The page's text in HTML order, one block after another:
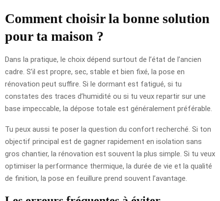
Comment choisir la bonne solution
pour ta maison ?
Dans la pratique, le choix dépend surtout de l’état de l’ancien
cadre. S’il est propre, sec, stable et bien fixé, la pose en
rénovation peut suffire. Si le dormant est fatigué, si tu
constates des traces d’humidité ou si tu veux repartir sur une
base impeccable, la dépose totale est généralement préférable.
Tu peux aussi te poser la question du confort recherché. Si ton
objectif principal est de gagner rapidement en isolation sans
gros chantier, la rénovation est souvent la plus simple. Si tu veux
optimiser la performance thermique, la durée de vie et la qualité
de finition, la pose en feuillure prend souvent l’avantage.